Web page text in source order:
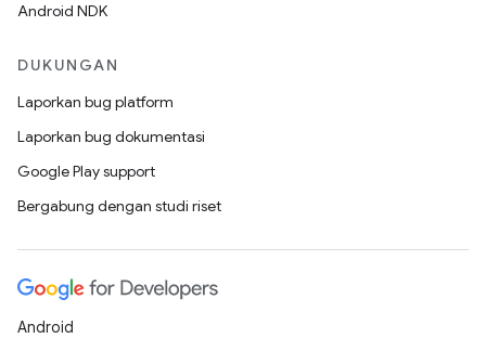
Android NDK
DUKUNGAN
Laporkan bug platform
Laporkan bug dokumentasi
Google Play support
Bergabung dengan studi riset
Android